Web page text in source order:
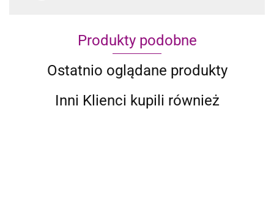
Produkty podobne
Ostatnio oglądane produkty
Inni Klienci kupili również